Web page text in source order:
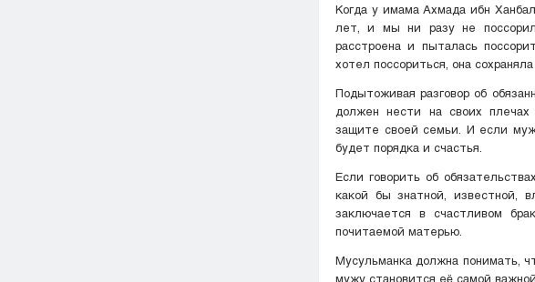
Когда у имама Ахмада ибн
лет, и мы ни разу не
расстроена и пыталась
хотел поссориться, она
Подытоживая разговор об
должен нести на своих плечах
защите своей семьи. И если
будет порядка и счастья.
Если говорить об
какой бы знатной, известной,
заключается в счастливом
почитаемой матерью.
Мусульманка должна понимать,
мужу становится её самой